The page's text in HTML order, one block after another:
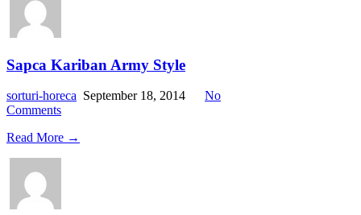
Sapca Kariban Army Style
sorturi-horeca September 18, 2014
No
Comments
Read More →